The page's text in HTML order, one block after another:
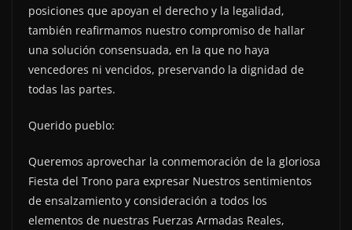
posiciones que apoyan el derecho y la legalidad,
también reafirmamos nuestro compromiso de hallar
una solución consensuada, en la que no haya
vencedores ni vencidos, preservando la dignidad de
todas las partes.
Querido pueblo:
Queremos aprovechar la conmemoración de la gloriosa
Fiesta del Trono para expresar Nuestros sentimientos
de ensalzamiento y consideración a todos los
elementos de nuestras Fuerzas Armadas Reales,